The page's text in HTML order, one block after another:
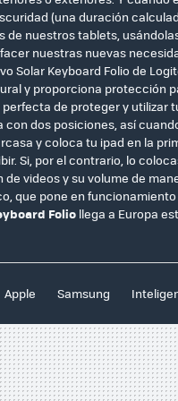
(una duración
nuestros tablets,
nuestras nuevas
Solar Keyboard Folio de
y proporciona protección
de proteger y utilizar
dos posiciones, así
y coloca tu ipad en la
Si, por el contrario, lo
videos y su volume de
que pone en
Folio llega a Europa
Apple Samsung